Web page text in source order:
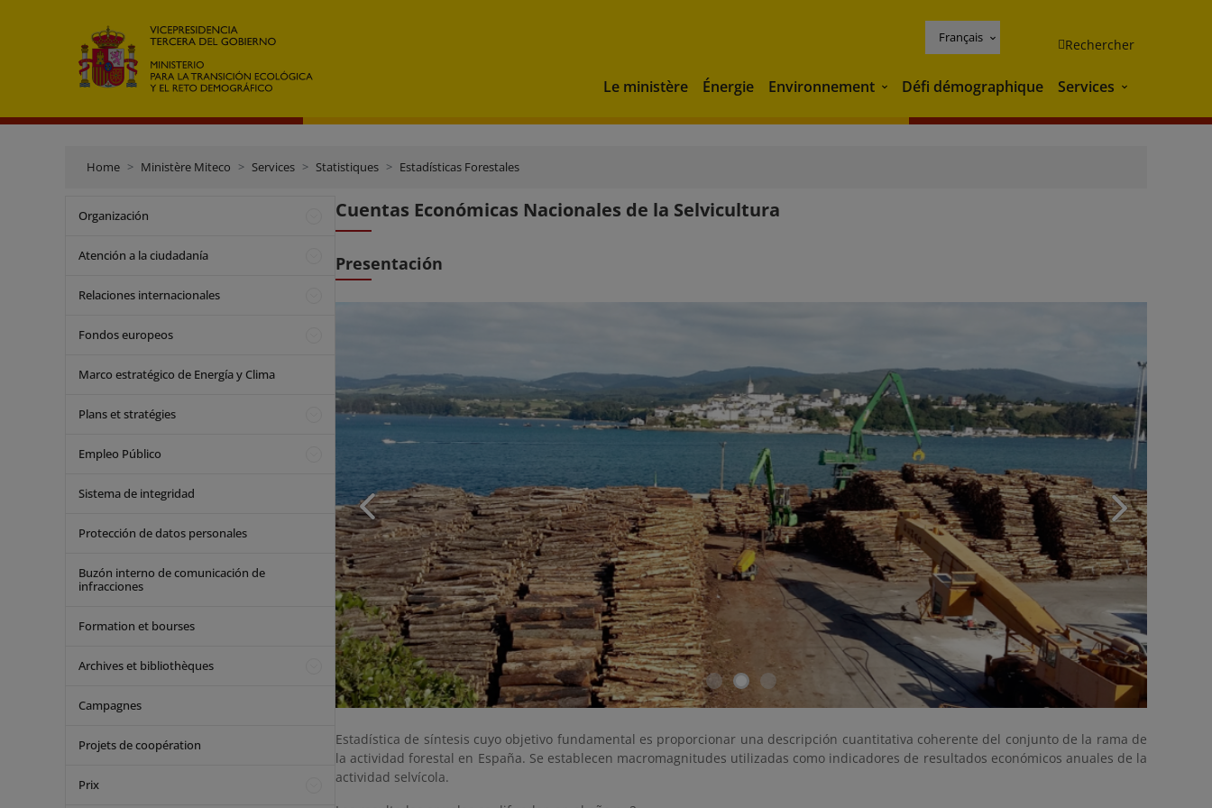
Français Rechercher
Le ministère Énergie Environnement Environnement
Défi démographique Services Services
Home Ministère Miteco Services Statistiques Estadísticas Forestales
Organización
Atención a la ciudadanía
Relaciones internacionales
Fondos europeos
Marco estratégico de Energía y Clima
Plans et stratégies
Empleo Público
Sistema de integridad
Protección de datos personales
Buzón interno de comunicación de
infracciones
Formation et bourses
Archives et bibliothèques
Campagnes
Projets de coopération
Prix
Cuentas Económicas Nacionales de la Selvicultura
Presentación
Estadística de síntesis cuyo objetivo fundamental es proporcionar una descripción cuantitativa coherente del conjunto de la rama de
la actividad forestal en España. Se establecen macromagnitudes utilizadas como indicadores de resultados económicos anuales de la
actividad selvícola.